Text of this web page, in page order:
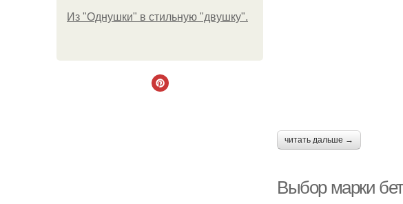
Из "Однушки" в стильную "двушку".
читать дальше →
Выбор марки